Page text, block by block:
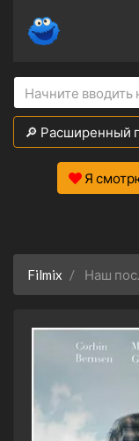
🔎 Расширенный
Я
Filmix Наш